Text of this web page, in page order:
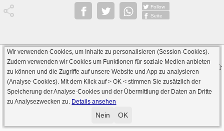
Follow
Seite
· Serverversion: 2026 6.241 · registrierte Spieler: 501.031 ·
Online Skat Server: 142 (private Server:136)
Wir verwenden Cookies, um Inhalte zu personalisieren (Session-Cookies).
Zudem verwenden wir Cookies um Funktionen für soziale Medien anbieten
zu können und die Zugriffe auf unsere Website und App zu analysieren
(Analyse-Cookies). Mit dem Klick auf> OK < stimmen Sie zusätzlich der
Speicherung der Analyse-Cookies und der Übermittlung der Daten an Dritte
zu Analysezwecken zu. Details ansehen
Nein OK